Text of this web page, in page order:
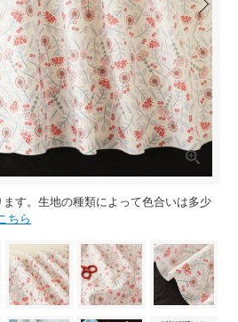
す。生地の種類によって色合いは多少
ちら